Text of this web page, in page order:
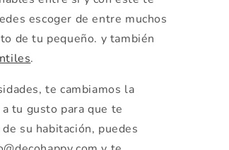
escoger de entre muchos
de tu pequeño. y también
.
te cambiamos la
tu gusto para que te
su habitación, puedes